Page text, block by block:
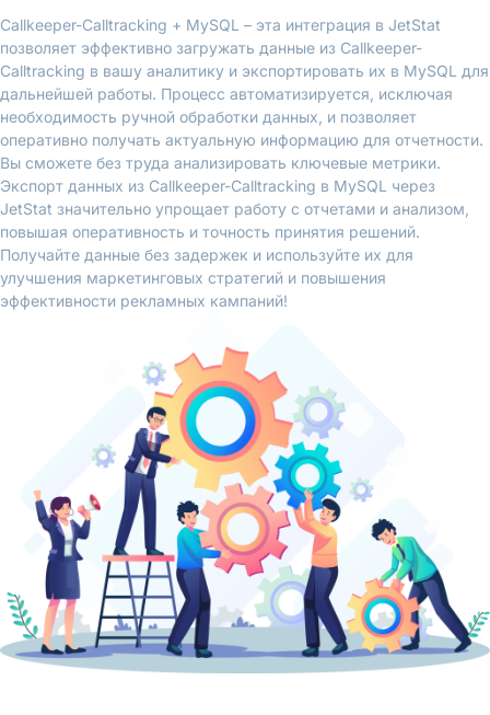
Callkeeper-Calltracking + MySQL – эта интеграция в JetStat
позволяет эффективно загружать данные из Callkeeper-
Calltracking в вашу аналитику и экспортировать их в MySQL для
дальнейшей работы. Процесс автоматизируется, исключая
необходимость ручной обработки данных, и позволяет
оперативно получать актуальную информацию для отчетности.
Вы сможете без труда анализировать ключевые метрики.
Экспорт данных из Callkeeper-Calltracking в MySQL через
JetStat значительно упрощает работу с отчетами и анализом,
повышая оперативность и точность принятия решений.
Получайте данные без задержек и используйте их для
улучшения маркетинговых стратегий и повышения
эффективности рекламных кампаний!